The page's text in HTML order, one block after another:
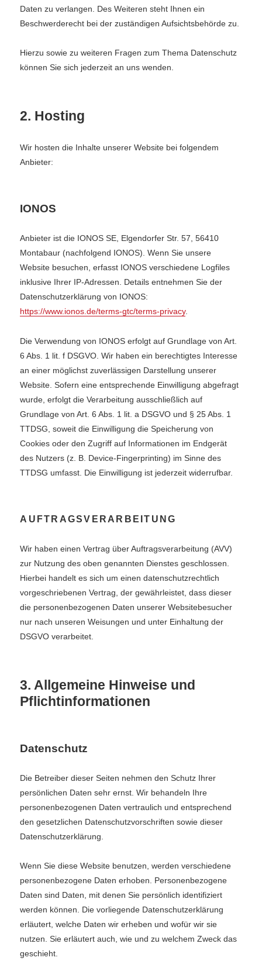
Daten zu verlangen. Des Weiteren steht Ihnen ein
Beschwerderecht bei der zuständigen Aufsichtsbehörde zu.
Hierzu sowie zu weiteren Fragen zum Thema Datenschutz
können Sie sich jederzeit an uns wenden.
2. Hosting
Wir hosten die Inhalte unserer Website bei folgendem
Anbieter:
IONOS
Anbieter ist die IONOS SE, Elgendorfer Str. 57, 56410
Montabaur (nachfolgend IONOS). Wenn Sie unsere
Website besuchen, erfasst IONOS verschiedene Logfiles
inklusive Ihrer IP-Adressen. Details entnehmen Sie der
Datenschutzerklärung von IONOS:
https://www.ionos.de/terms-gtc/terms-privacy.
Die Verwendung von IONOS erfolgt auf Grundlage von Art.
6 Abs. 1 lit. f DSGVO. Wir haben ein berechtigtes Interesse
an einer möglichst zuverlässigen Darstellung unserer
Website. Sofern eine entsprechende Einwilligung abgefragt
wurde, erfolgt die Verarbeitung ausschließlich auf
Grundlage von Art. 6 Abs. 1 lit. a DSGVO und § 25 Abs. 1
TTDSG, soweit die Einwilligung die Speicherung von
Cookies oder den Zugriff auf Informationen im Endgerät
des Nutzers (z. B. Device-Fingerprinting) im Sinne des
TTDSG umfasst. Die Einwilligung ist jederzeit widerrufbar.
AUFTRAGSVERARBEITUNG
Wir haben einen Vertrag über Auftragsverarbeitung (AVV)
zur Nutzung des oben genannten Dienstes geschlossen.
Hierbei handelt es sich um einen datenschutzrechtlich
vorgeschriebenen Vertrag, der gewährleistet, dass dieser
die personenbezogenen Daten unserer Websitebesucher
nur nach unseren Weisungen und unter Einhaltung der
DSGVO verarbeitet.
3. Allgemeine Hinweise und
Pflicht­informationen
Datenschutz
Die Betreiber dieser Seiten nehmen den Schutz Ihrer
persönlichen Daten sehr ernst. Wir behandeln Ihre
personenbezogenen Daten vertraulich und entsprechend
den gesetzlichen Datenschutzvorschriften sowie dieser
Datenschutzerklärung.
Wenn Sie diese Website benutzen, werden verschiedene
personenbezogene Daten erhoben. Personenbezogene
Daten sind Daten, mit denen Sie persönlich identifiziert
werden können. Die vorliegende Datenschutzerklärung
erläutert, welche Daten wir erheben und wofür wir sie
nutzen. Sie erläutert auch, wie und zu welchem Zweck das
geschieht.